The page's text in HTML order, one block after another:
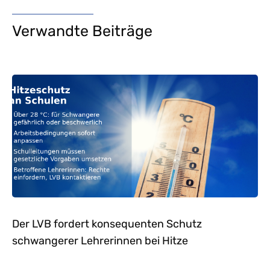
Verwandte Beiträge
Der LVB fordert konsequenten Schutz
schwangerer Lehrerinnen bei Hitze